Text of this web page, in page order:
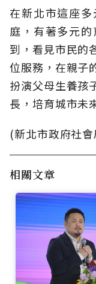
在新北市這座
庭，有著多元
到，看見市民的
位服務，在親子
扮演父母生養孩
長，培育城市未
(新北市政府社
相關文章